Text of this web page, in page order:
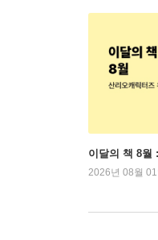
이달의 책 8월
2026년 08월